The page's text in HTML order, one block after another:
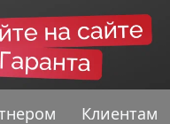
Клиентам